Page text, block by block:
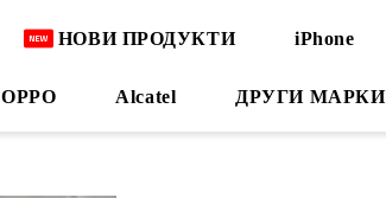
НОВИ ПРОДУКТИ iPhone
OPPO Alcatel ДРУГИ МАРКИ